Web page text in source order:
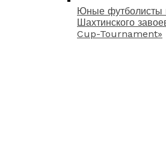
Юные футболисты
Шахтинского
Cup-Tournament»